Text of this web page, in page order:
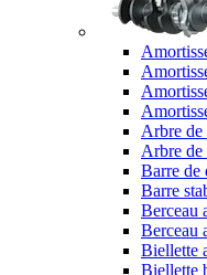
Arbre de
Arbre de
Barre de
Barre
Berceau
Berceau
Biellette
Biellette